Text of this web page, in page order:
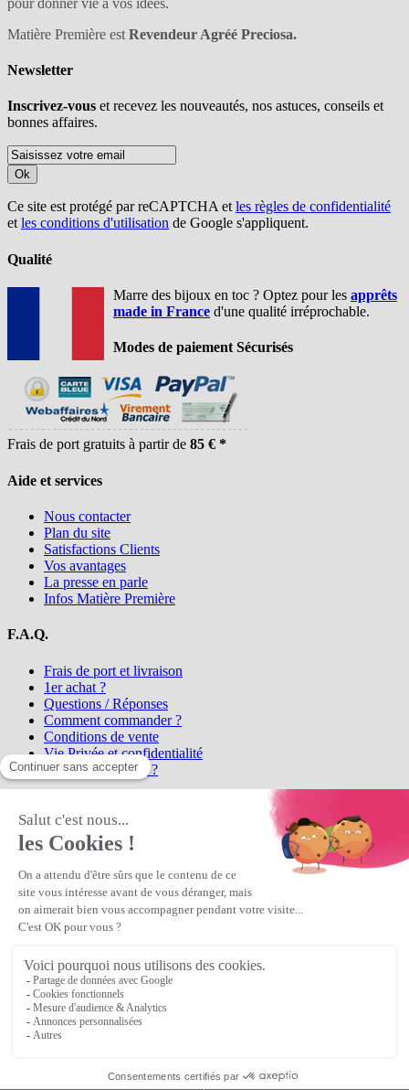
Matière Première est Revendeur Agréé Preciosa.
Newsletter
Inscrivez-vous et recevez les nouveautés, nos astuces, conseils et
bonnes affaires.
Ok
Ce site est protégé par reCAPTCHA etles règles de confidentialité
etles conditions d'utilisation de Google s'appliquent.
Qualité
Marre des bijoux en toc ? Optez pour les apprêts
made in France d'une qualité irréprochable.
Modes de paiement Sécurisés
Frais de port gratuits à partir de 85 € *
Aide et services
Nous contacter
Plan du site
Satisfactions Clients
Vos avantages
La presse en parle
Infos Matière Première
F.A.Q.
Frais de port et livraison
1er achat ?
Questions / Réponses
Comment commander ?
Conditions de vente
Vie Privée et confidentialité
Qui sommes-nous ?
la référence en perles et bijoux
perles en ligne, telles que les perles
et cristaux et strass en cristal Preciosa, les perles Miyuki perles et
apprêts en Argent 925, Gold Filled, perles de rocaille Preciosa
Matière Première est un
Première
Veuillez patienter...
Continuer vos achats
or Voir le panier